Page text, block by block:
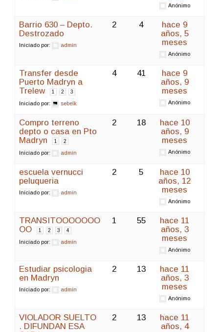
Anónimo
Barrio 630 – Depto.
Destrozado
Iniciado por: admin
2 4
hace 9
años, 5
meses
Anónimo
Transfer desde
Puerto Madryn a
Trelew
1 2 3
Iniciado por: sebelk
4 41
hace 9
años, 9
meses
Anónimo
Compro terreno
depto o casa en Pto
Madryn
1 2
Iniciado por: admin
2 18
hace 10
años, 9
meses
Anónimo
escuela vernucci
peluqueria
Iniciado por: admin
2 5
hace 10
años, 12
meses
Anónimo
TRANSITOOOOOOO
OO
1 2 3 4
Iniciado por: admin
1 55
hace 11
años, 3
meses
Anónimo
Estudiar psicologia
en Madryn
Iniciado por: admin
2 13
hace 11
años, 3
meses
Anónimo
VIOLADOR SUELTO
. DIFUNDAN ESA
2 13
hace 11
años, 4